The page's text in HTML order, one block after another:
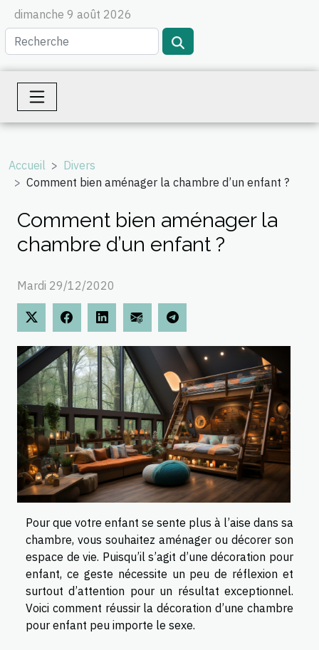
dimanche 9 août 2026
Accueil
Divers
Comment bien aménager la chambre d’un enfant ?
Comment bien aménager la
chambre d’un enfant ?
Mardi 29/12/2020
Pour que votre enfant se sente plus à l’aise dans sa
chambre, vous souhaitez aménager ou décorer son
espace de vie. Puisqu’il s’agit d’une décoration pour
enfant, ce geste nécessite un peu de réflexion et
surtout d’attention pour un résultat exceptionnel.
Voici comment réussir la décoration d’une chambre
pour enfant peu importe le sexe.